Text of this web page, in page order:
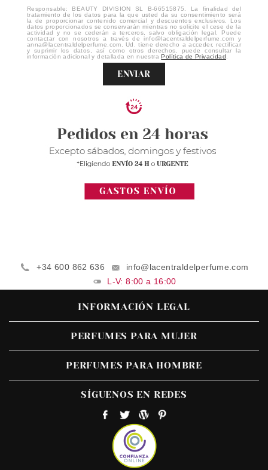
Responsable: BEAUTY DIVISION SL B-66515875. La finalidad del
tratamiento de los datos para la que usted da su consentimiento será
la de proporcionar contenido comercial y descuentos exclusivos. Los
datos proporcionados se conservarán mientras no solicite el cese de la
actividad y no se cederán a terceros, salvo obligación legal. Puede
contactar con nosotros a través de info@lacentraldelperfume.com y
anna@lacentraldelperfume.com. Ud. tiene derecho a acceder, rectificar
y suprimir los datos, así como otros derechos, puede consultar la
información adicional y detallada en nuestraPolítica de Privacidad
ENVIAR
+34 600 862 636
info@lacentraldelperfume.com
L-V: 8:00 a 16:00
INFORMACIÓN LEGAL
PERFUMES PARA MUJER
PERFUMES PARA HOMBRE
SÍGUENOS EN REDES